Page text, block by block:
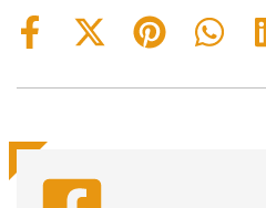
Share
Share
(Twitter)
Share
Share